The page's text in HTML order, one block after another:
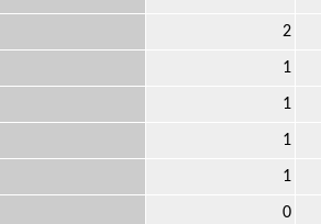
2
1
1
1
1
0